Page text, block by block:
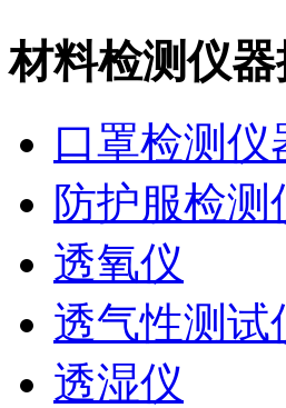
材料检测仪
口罩检测仪
防护服检测
透氧仪
透气性测试
透湿仪